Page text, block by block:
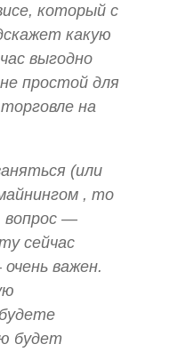
который с
какую
выгодно
простой для
на
(или
, то
вопрос —
сейчас
важен.
будет